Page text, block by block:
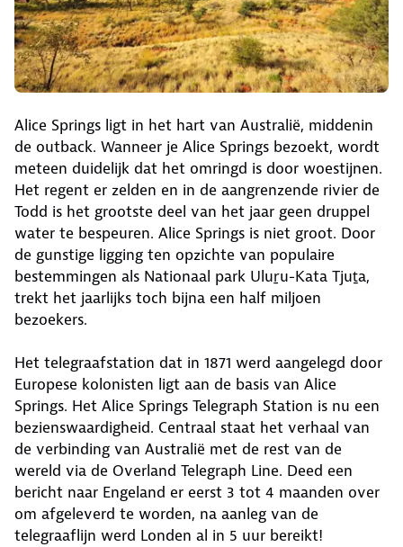
Alice Springs ligt in het hart van Australië, middenin
de outback. Wanneer je Alice Springs bezoekt, wordt
meteen duidelijk dat het omringd is door woestijnen.
Het regent er zelden en in de aangrenzende rivier de
Todd is het grootste deel van het jaar geen druppel
water te bespeuren. Alice Springs is niet groot. Door
de gunstige ligging ten opzichte van populaire
bestemmingen als Nationaal park Uluṟu-Kata Tjuṯa,
trekt het jaarlijks toch bijna een half miljoen
bezoekers.
Het telegraafstation dat in 1871 werd aangelegd door
Europese kolonisten ligt aan de basis van Alice
Springs. Het ​​Alice Springs Telegraph Station is nu een
bezienswaardigheid. Centraal staat het verhaal van
de verbinding van Australië met de rest van de
wereld via de Overland Telegraph Line. Deed een
bericht naar Engeland er eerst 3 tot 4 maanden over
om afgeleverd te worden, na aanleg van de
telegraaflijn werd Londen al in 5 uur bereikt!